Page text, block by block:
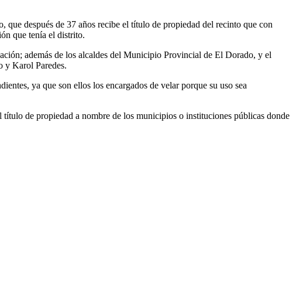
después de 37 años recibe el título de propiedad del recinto que con
que tenía el distrito.
además de los alcaldes del Municipio Provincial de El Dorado, y el
y Karol Paredes.
ya que son ellos los encargados de velar porque su uso sea
de propiedad a nombre de los municipios o instituciones públicas donde